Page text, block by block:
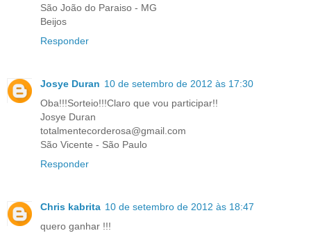
São João do Paraiso - MG
Beijos
Responder
Josye Duran 10 de setembro de 2012 às 17:30
Oba!!!Sorteio!!!Claro que vou participar!!
Josye Duran
totalmentecorderosa@gmail.com
São Vicente - São Paulo
Responder
Chris kabrita 10 de setembro de 2012 às 18:47
quero ganhar !!!